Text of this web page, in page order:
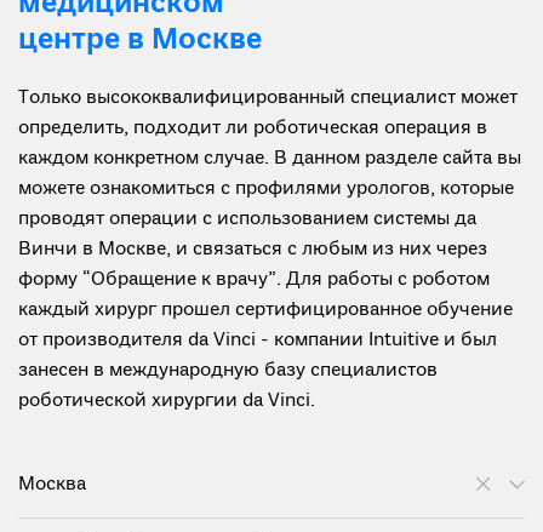
центре в Москве
Только высококвалифицированный специалист может
определить, подходит ли роботическая операция в
каждом конкретном случае. В данном разделе сайта вы
можете ознакомиться с профилями урологов, которые
проводят операции с использованием системы да
Винчи в Москве, и связаться с любым из них через
форму “Обращение к врачу”. Для работы с роботом
каждый хирург прошел сертифицированное обучение
от производителя da Vinci - компании Intuitive и был
занесен в международную базу специалистов
роботической хирургии da Vinci.
Москва